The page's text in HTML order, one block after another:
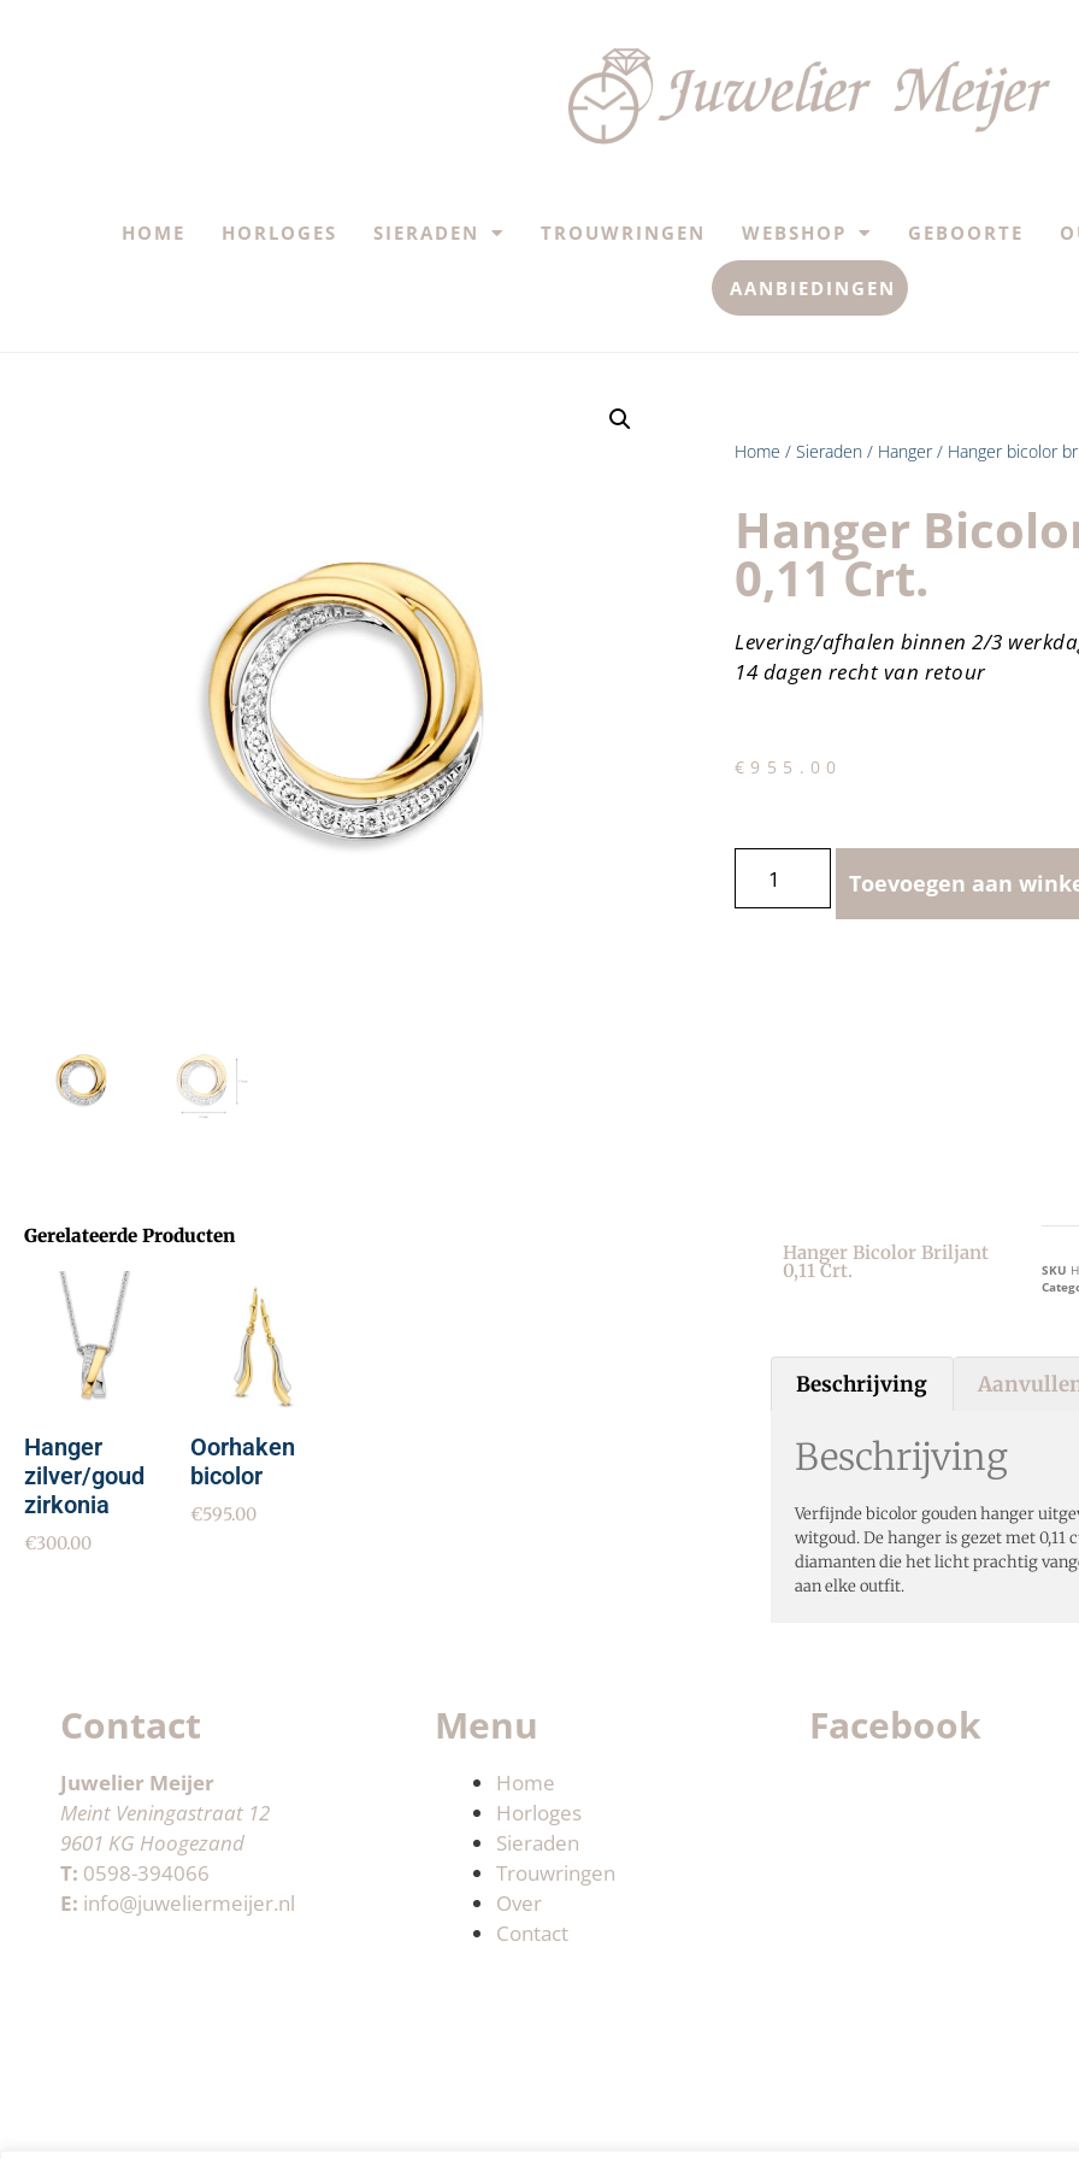
HOME HORLOGES SIERADEN TROUWRINGEN WEBSHOP GEBOORTE
AANBIEDINGEN
Home / Sieraden / Hanger/ Hanger bicolor
Hanger
0,11 Crt.
Levering/afhalen binnen 2/3
14 dagen recht van retour
€ 955.00
Toevoegen aan
Gerelateerde Producten
Hanger
zilver/goud
zirkonia
€300.00
Oorhaken
bicolor
€595.00
Hanger Bicolor Briljant
0,11 Crt. SKU
Beschrijving
Beschrijving
Verfijnde bicolor gouden hanger
witgoud. De hanger is gezet met 0,11
diamanten die het licht prachtig
aan elke outfit.
Contact
Juwelier Meijer
Meint Veningastraat 12
9601 KG Hoogezand
T: 0598-394066
E: info@juweliermeijer.nl
Menu
Home
Horloges
Sieraden
Trouwringen
Over
Contact
Facebook